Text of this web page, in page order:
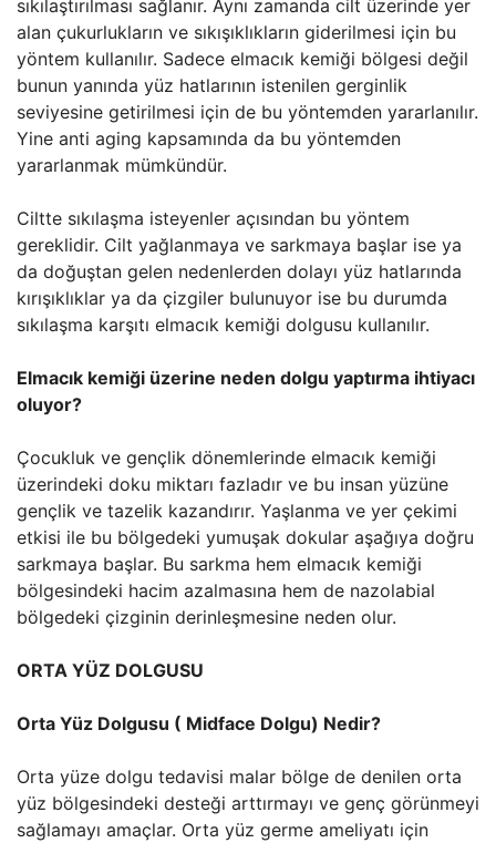
sıkılaştırılması sağlanır. Aynı zamanda cilt üzerinde yer
alan çukurlukların ve sıkışıklıkların giderilmesi için bu
yöntem kullanılır. Sadece elmacık kemiği bölgesi değil
bunun yanında yüz hatlarının istenilen gerginlik
seviyesine getirilmesi için de bu yöntemden yararlanılır.
Yine anti aging kapsamında da bu yöntemden
yararlanmak mümkündür.
Ciltte sıkılaşma isteyenler açısından bu yöntem
gereklidir. Cilt yağlanmaya ve sarkmaya başlar ise ya
da doğuştan gelen nedenlerden dolayı yüz hatlarında
kırışıklıklar ya da çizgiler bulunuyor ise bu durumda
sıkılaşma karşıtı elmacık kemiği dolgusu kullanılır.
Elmacık kemiği üzerine neden dolgu yaptırma ihtiyacı
oluyor?
Çocukluk ve gençlik dönemlerinde elmacık kemiği
üzerindeki doku miktarı fazladır ve bu insan yüzüne
gençlik ve tazelik kazandırır. Yaşlanma ve yer çekimi
etkisi ile bu bölgedeki yumuşak dokular aşağıya doğru
sarkmaya başlar. Bu sarkma hem elmacık kemiği
bölgesindeki hacim azalmasına hem de nazolabial
bölgedeki çizginin derinleşmesine neden olur.
ORTA YÜZ DOLGUSU
Orta Yüz Dolgusu ( Midface Dolgu) Nedir?
Orta yüze dolgu tedavisi malar bölge de denilen orta
yüz bölgesindeki desteği arttırmayı ve genç görünmeyi
sağlamayı amaçlar. Orta yüz germe ameliyatı için